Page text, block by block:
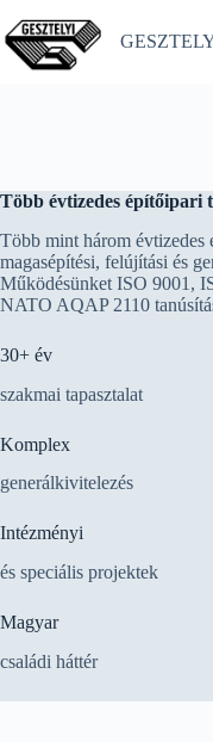
to
content
Több évtizedes építőipari
Több mint három
magasépítési, felújítási és
Működésünket ISO 9001,
NATO AQAP 2110
30+ év
szakmai tapasztalat
Komplex
generálkivitelezés
Intézményi
és speciális projektek
Magyar
családi háttér